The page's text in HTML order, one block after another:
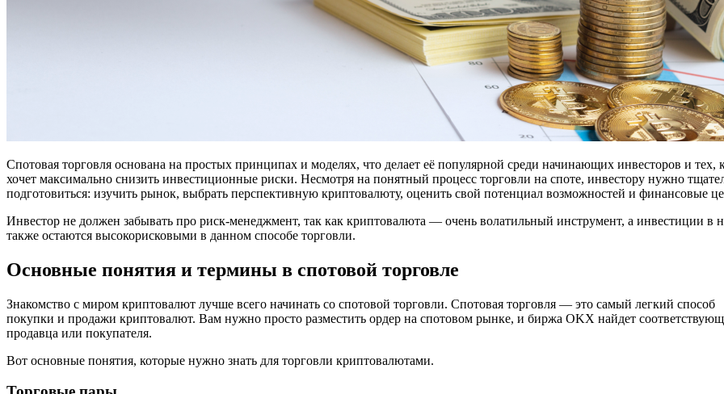
Спотовая торговля основана на простых принципах и моделях, что делает её популярной среди начинающих инвесторов и тех,
хочет максимально снизить инвестиционные риски. Несмотря на понятный процесс торговли на споте, инвестору нужно
подготовиться: изучить рынок, выбрать перспективную криптовалюту, оценить свой потенциал возможностей и финансовые
Инвестор не должен забывать про риск-менеджмент, так как криптовалюта — очень волатильный инструмент, а инвестиции в
также остаются высокорисковыми в данном способе торговли.
Основные понятия и термины в спотовой торговле
Знакомство с миром криптовалют лучше всего начинать со спотовой торговли. Спотовая торговля — это самый легкий способ
покупки и продажи криптовалют. Вам нужно просто разместить ордер на спотовом рынке, и биржа OKX найдет
продавца или покупателя.
Вот основные понятия, которые нужно знать для торговли криптовалютами.